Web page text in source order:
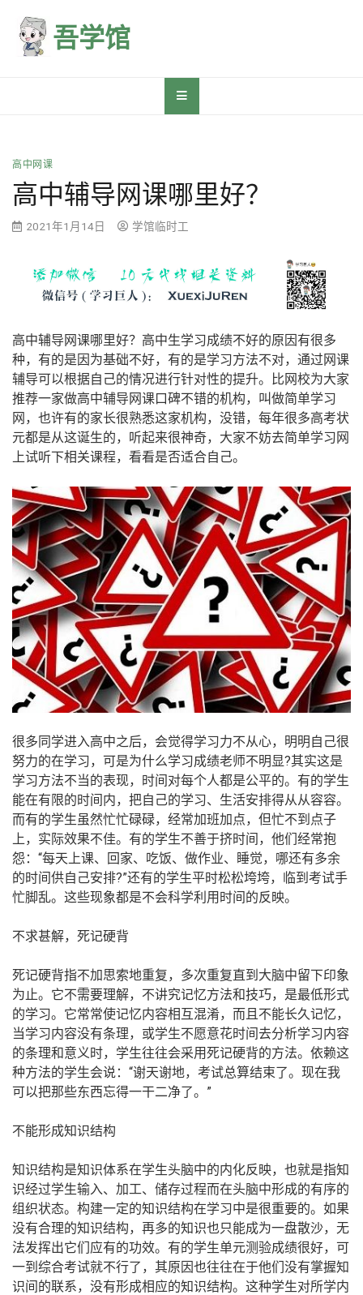
content
吾学馆
高中网课
高中辅导网课哪里好？
2021年1月14日 学馆临时工
高中辅导网课哪里好？高中生学习成绩不好的原因有很多
种，有的是因为基础不好，有的是学习方法不对，通过网课
辅导可以根据自己的情况进行针对性的提升。比网校为大家
推荐一家做高中辅导网课口碑不错的机构，叫做简单学习
网，也许有的家长很熟悉这家机构，没错，每年很多高考状
元都是从这诞生的，听起来很神奇，大家不妨去简单学习网
上试听下相关课程，看看是否适合自己。
很多同学进入高中之后，会觉得学习力不从心，明明自己很
努力的在学习，可是为什么学习成绩老师不明显?其实这是
学习方法不当的表现，时间对每个人都是公平的。有的学生
能在有限的时间内，把自己的学习、生活安排得从从容容。
而有的学生虽然忙忙碌碌，经常加班加点，但忙不到点子
上，实际效果不佳。有的学生不善于挤时间，他们经常抱
怨：“每天上课、回家、吃饭、做作业、睡觉，哪还有多余
的时间供自己安排?”还有的学生平时松松垮垮，临到考试手
忙脚乱。这些现象都是不会科学利用时间的反映。
不求甚解，死记硬背
死记硬背指不加思索地重复，多次重复直到大脑中留下印象
为止。它不需要理解，不讲究记忆方法和技巧，是最低形式
的学习。它常常使记忆内容相互混淆，而且不能长久记忆，
当学习内容没有条理，或学生不愿意花时间去分析学习内容
的条理和意义时，学生往往会采用死记硬背的方法。依赖这
种方法的学生会说：“谢天谢地，考试总算结束了。现在我
可以把那些东西忘得一干二净了。”
不能形成知识结构
知识结构是知识体系在学生头脑中的内化反映，也就是指知
识经过学生输入、加工、储存过程而在头脑中形成的有序的
组织状态。构建一定的知识结构在学习中是很重要的。如果
没有合理的知识结构，再多的知识也只能成为一盘散沙，无
法发挥出它们应有的功效。有的学生单元测验成绩很好，可
一到综合考试就不行了，其原因也往往在于他们没有掌握知
识间的联系，没有形成相应的知识结构。这种学生对所学内